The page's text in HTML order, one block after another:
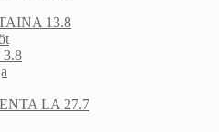
13.8
3.8
LA 27.7